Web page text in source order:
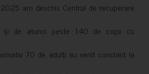
am deschis Centrul de recuperare
și de atunci peste 140 de copii cu
70 de adulți au venit constant la